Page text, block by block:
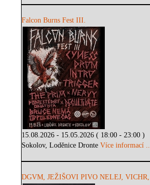
Falcon Burns Fest III.
15.08.2026 - 15.05.2026 ( 18:00 - 23:00 )
Sokolov, Loděnice DronteVíce informací
DGVM, JEŽIŠOVI PIVO NELEJ,